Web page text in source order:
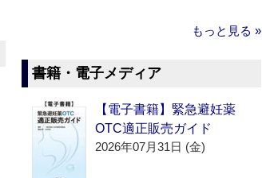
もっと見る »
書籍・電子メディア
【電子書籍】緊急避妊薬
OTC適正販売ガイド
2026年07月31日 (金)